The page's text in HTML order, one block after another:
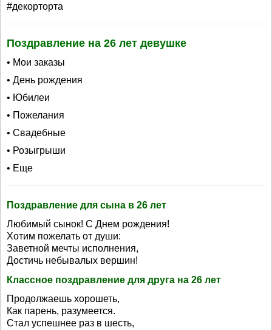
#декорторта
Поздравление на 26 лет девушке
• Мои заказы
• День рождения
• Юбилеи
• Пожелания
• Свадебные
• Розыгрыши
• Еще
Поздравление для сына в 26 лет
Любимый сынок! С Днем рождения!
Хотим пожелать от души:
Заветной мечты исполнения,
Достичь небывалых вершин!
Классное поздравление для друга на 26 лет
Продолжаешь хорошеть,
Как парень, разумеется.
Стал успешнее раз в шесть,